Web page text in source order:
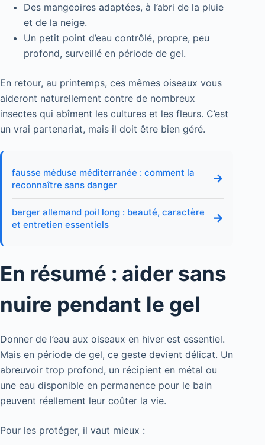
Des mangeoires adaptées, à l’abri de la pluie
et de la neige.
Un petit point d’eau contrôlé, propre, peu
profond, surveillé en période de gel.
En retour, au printemps, ces mêmes oiseaux vous
aideront naturellement contre de nombreux
insectes qui abîment les cultures et les fleurs. C’est
un vrai partenariat, mais il doit être bien géré.
fausse méduse méditerranée : comment la
reconnaître sans danger
→
berger allemand poil long : beauté, caractère
et entretien essentiels
→
En résumé : aider sans
nuire pendant le gel
Donner de l’eau aux oiseaux en hiver est essentiel.
Mais en période de gel, ce geste devient délicat. Un
abreuvoir trop profond, un récipient en métal ou
une eau disponible en permanence pour le bain
peuvent réellement leur coûter la vie.
Pour les protéger, il vaut mieux :